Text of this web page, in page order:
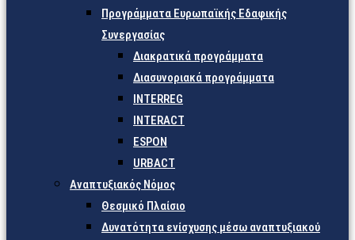
Προγράμματα Ευρωπαϊκής Εδαφικής
Συνεργασίας
Διακρατικά προγράμματα
Διασυνοριακά προγράμματα
INTERREG
INTERACT
ESPON
URBACT
Αναπτυξιακός Νόμος
Θεσμικό Πλαίσιο
Δυνατότητα ενίσχυσης μέσω αναπτυξιακού